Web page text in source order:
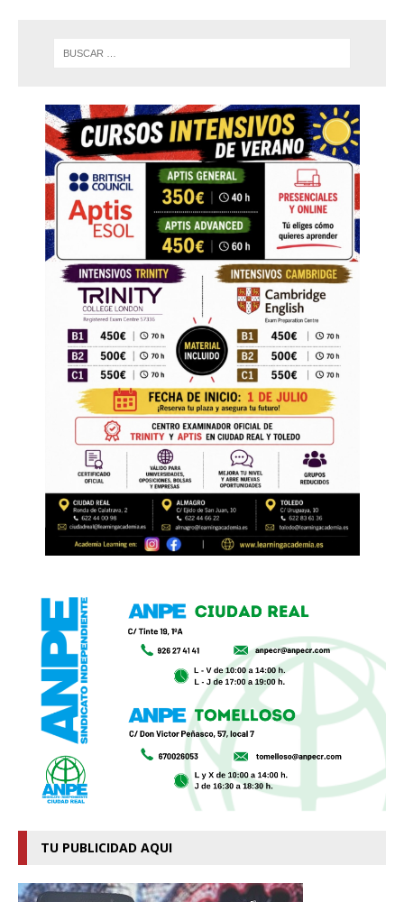
TU PUBLICIDAD AQUI